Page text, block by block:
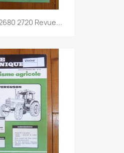
2720 Revue...